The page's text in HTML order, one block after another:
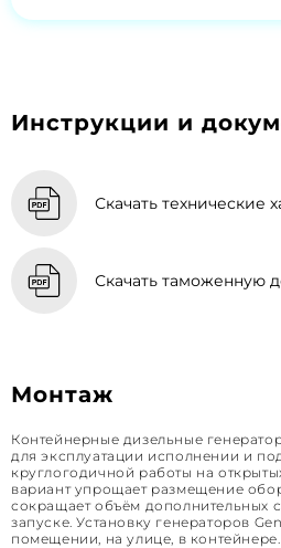
Инструкции и
Скачать технические
Скачать таможенную
Монтаж
Контейнерные дизельные
для эксплуатации исполнении и
круглогодичной работы на
вариант упрощает размещение
сокращает объём дополнительных
запуске. Установку генераторов
помещении, на улице, в контейнере.